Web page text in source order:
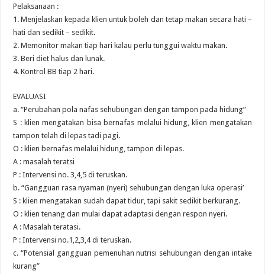
Pelaksanaan :
1. Menjelaskan kepada klien untuk boleh dan tetap makan secara hati –
hati dan sedikit – sedikit.
2. Memonitor makan tiap hari kalau perlu tunggui waktu makan.
3. Beri diet halus dan lunak.
4. Kontrol BB tiap 2 hari.
EVALUASI
a. “Perubahan pola nafas sehubungan dengan tampon pada hidung”
S : klien mengatakan bisa bernafas melalui hidung, klien mengatakan
tampon telah di lepas tadi pagi.
O : klien bernafas melalui hidung, tampon di lepas.
A : masalah teratsi
P : Intervensi no. 3,4,5 di teruskan.
b. “Gangguan rasa nyaman (nyeri) sehubungan dengan luka operasi’
S : klien mengatakan sudah dapat tidur, tapi sakit sedikit berkurang.
O : klien tenang dan mulai dapat adaptasi dengan respon nyeri.
A : Masalah teratasi.
P : Intervensi no.1,2,3,4 di teruskan.
c. “Potensial gangguan pemenuhan nutrisi sehubungan dengan intake
kurang”